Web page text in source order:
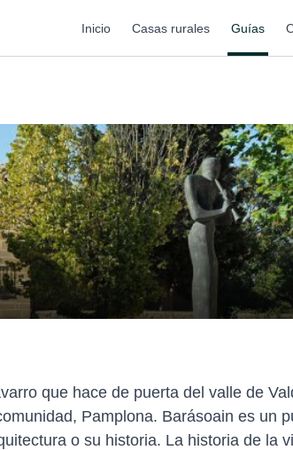
Inicio Casas rurales Guías
que hace de puerta del valle de
Pamplona. Barásoain es un
o su historia. La historia de la